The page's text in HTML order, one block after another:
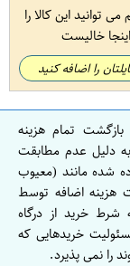
توانید این کالا را
اینجا خالیست
را اضافه کنید
بازگشت تمام هزینه
دلیل عدم مطابقت
شده مانند (معیوب
هزینه اضافه توسط
شرط خرید از درگاه
خریدهایی که
را نمی پذیرد.